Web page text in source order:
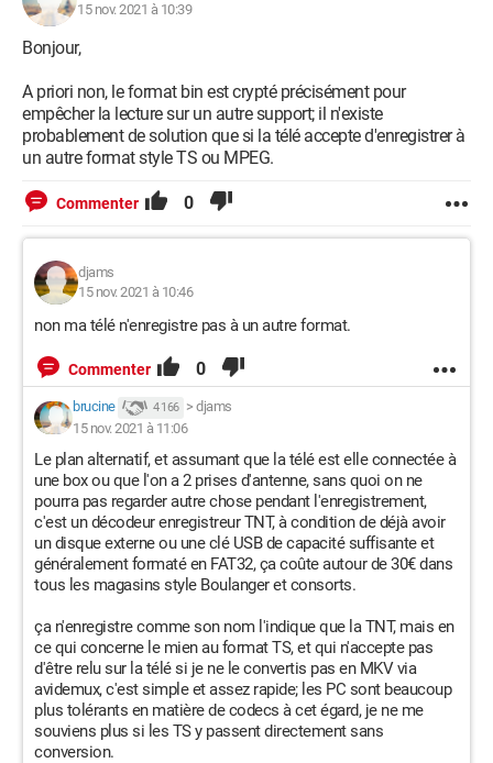
15 nov. 2021 à 10:39
Bonjour,
A priori non, le format bin est crypté précisément pour
empêcher la lecture sur un autre support; il n'existe
probablement de solution que si la télé accepte d'enregistrer à
un autre format style TS ou MPEG.
Commenter 0
djams
15 nov. 2021 à 10:46
non ma télé n'enregistre pas à un autre format.
Commenter 0
brucine 4 166 > djams
15 nov. 2021 à 11:06
Le plan alternatif, et assumant que la télé est elle connectée à
une box ou que l'on a 2 prises d'antenne, sans quoi on ne
pourra pas regarder autre chose pendant l'enregistrement,
c'est un décodeur enregistreur TNT, à condition de déjà avoir
un disque externe ou une clé USB de capacité suffisante et
généralement formaté en FAT32, ça coûte autour de 30€ dans
tous les magasins style Boulanger et consorts.
ça n'enregistre comme son nom l'indique que la TNT, mais en
ce qui concerne le mien au format TS, et qui n'accepte pas
d'être relu sur la télé si je ne le convertis pas en MKV via
avidemux, c'est simple et assez rapide; les PC sont beaucoup
plus tolérants en matière de codecs à cet égard, je ne me
souviens plus si les TS y passent directement sans
conversion.